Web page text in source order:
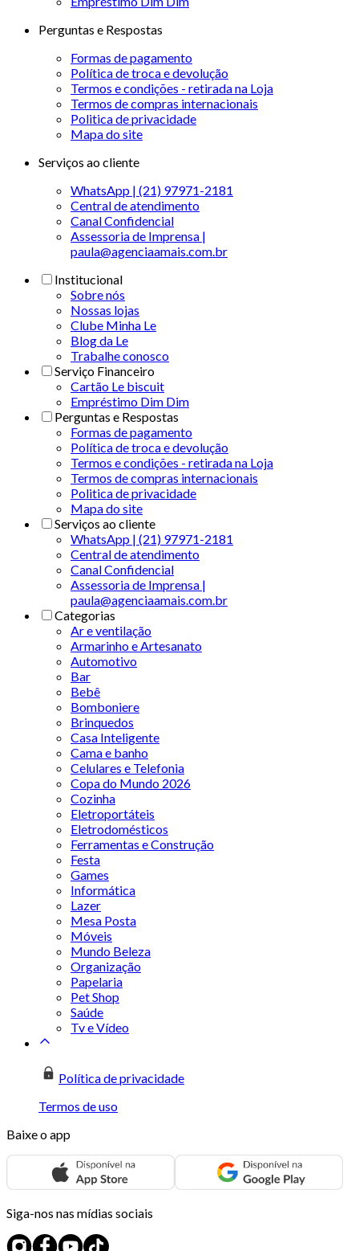
Perguntas e Respostas
Formas de pagamento
Política de troca e devolução
Termos e condições - retirada na Loja
Termos de compras internacionais
Politica de privacidade
Mapa do site
Serviços ao cliente
WhatsApp | (21) 97971-2181
Central de atendimento
Canal Confidencial
Assessoria de Imprensa |
paula@agenciaamais.com.br
Institucional
Sobre nós
Nossas lojas
Clube Minha Le
Blog da Le
Trabalhe conosco
Serviço Financeiro
Cartão Le biscuit
Empréstimo Dim Dim
Perguntas e Respostas
Formas de pagamento
Política de troca e devolução
Termos e condições - retirada na Loja
Termos de compras internacionais
Politica de privacidade
Mapa do site
Serviços ao cliente
WhatsApp | (21) 97971-2181
Central de atendimento
Canal Confidencial
Assessoria de Imprensa |
paula@agenciaamais.com.br
Categorias
Ar e ventilação
Armarinho e Artesanato
Automotivo
Bar
Bebê
Bomboniere
Brinquedos
Casa Inteligente
Cama e banho
Celulares e Telefonia
Copa do Mundo 2026
Cozinha
Eletroportáteis
Eletrodomésticos
Ferramentas e Construção
Festa
Games
Informática
Lazer
Mesa Posta
Móveis
Mundo Beleza
Organização
Papelaria
Pet Shop
Saúde
Tv e Vídeo
Política de privacidade
Termos de uso
Baixe o app
Siga-nos nas mídias sociais